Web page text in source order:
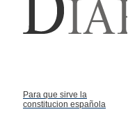
Para que sirve la
constitucion española